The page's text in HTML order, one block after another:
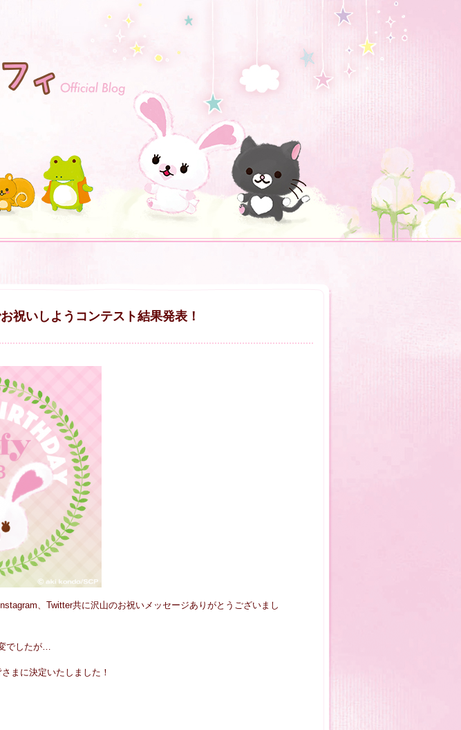
祝いしようコンテスト結果発表！
、Twitter共に沢山のお祝いメッセージありがとうございまし
でしたが…
まに決定いたしました！